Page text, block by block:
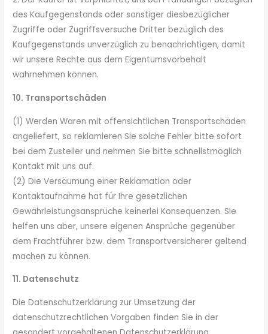
des Kaufgegenstands oder sonstiger diesbezüglicher
Zugriffe oder Zugriffsversuche Dritter bezüglich des
Kaufgegenstands unverzüglich zu benachrichtigen, damit
wir unsere Rechte aus dem Eigentumsvorbehalt
wahrnehmen können.
10. Transportschäden
(1) Werden Waren mit offensichtlichen Transportschäden
angeliefert, so reklamieren Sie solche Fehler bitte sofort
bei dem Zusteller und nehmen Sie bitte schnellstmöglich
Kontakt mit uns auf.
(2) Die Versäumung einer Reklamation oder
Kontaktaufnahme hat für Ihre gesetzlichen
Gewährleistungsansprüche keinerlei Konsequenzen. Sie
helfen uns aber, unsere eigenen Ansprüche gegenüber
dem Frachtführer bzw. dem Transportversicherer geltend
machen zu können.
11. Datenschutz
Die Datenschutzerklärung zur Umsetzung der
datenschutzrechtlichen Vorgaben finden Sie in der